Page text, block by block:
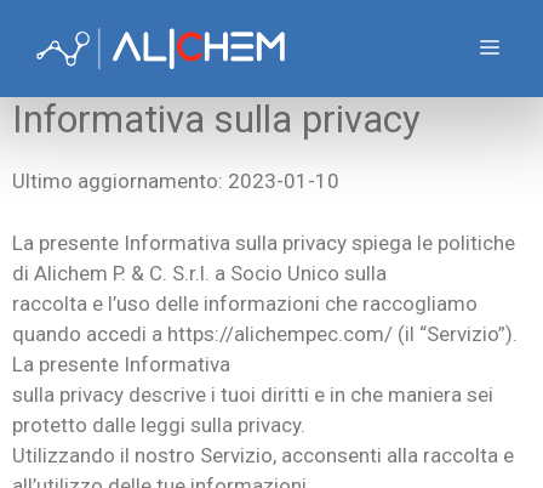
Informativa sulla privacy
Ultimo aggiornamento: 2023-01-10
La presente Informativa sulla privacy spiega le politiche
di Alichem P. & C. S.r.l. a Socio Unico sulla
raccolta e l’uso delle informazioni che raccogliamo
quando accedi a https://alichempec.com/ (il “Servizio”).
La presente Informativa
sulla privacy descrive i tuoi diritti e in che maniera sei
protetto dalle leggi sulla privacy.
Utilizzando il nostro Servizio, acconsenti alla raccolta e